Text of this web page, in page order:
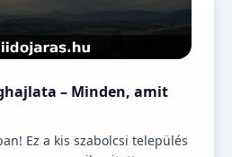
– Minden, amit
Ez a kis szabolcsi település